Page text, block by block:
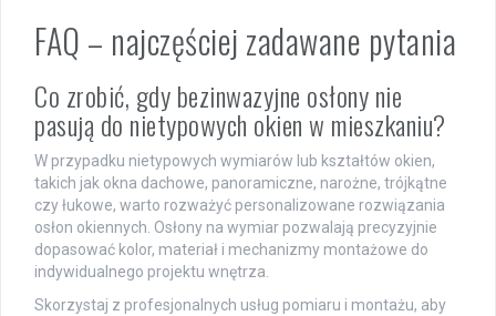
FAQ – najczęściej zadawane pytania
Co zrobić, gdy bezinwazyjne osłony nie
pasują do nietypowych okien w mieszkaniu?
W przypadku nietypowych wymiarów lub kształtów okien,
takich jak okna dachowe, panoramiczne, narożne, trójkątne
czy łukowe, warto rozważyć personalizowane rozwiązania
osłon okiennych. Osłony na wymiar pozwalają precyzyjnie
dopasować kolor, materiał i mechanizmy montażowe do
indywidualnego projektu wnętrza.
Skorzystaj z profesjonalnych usług pomiaru i montażu, aby